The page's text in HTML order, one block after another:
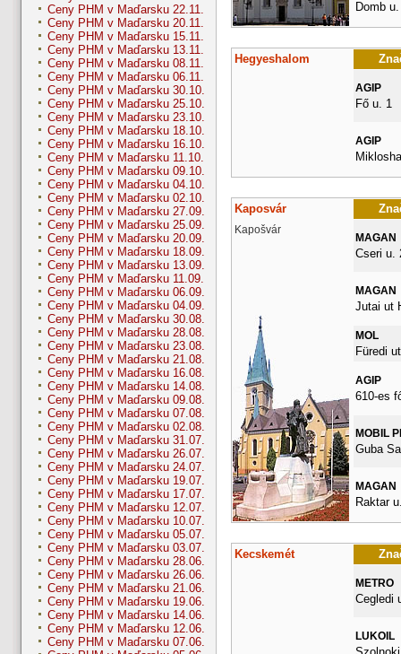
Ceny PHM v Maďarsku 22.11.
Ceny PHM v Maďarsku 20.11.
Ceny PHM v Maďarsku 15.11.
Ceny PHM v Maďarsku 13.11.
Ceny PHM v Maďarsku 08.11.
Ceny PHM v Maďarsku 06.11.
Ceny PHM v Maďarsku 30.10.
Ceny PHM v Maďarsku 25.10.
Ceny PHM v Maďarsku 23.10.
Ceny PHM v Maďarsku 18.10.
Ceny PHM v Maďarsku 16.10.
Ceny PHM v Maďarsku 11.10.
Ceny PHM v Maďarsku 09.10.
Ceny PHM v Maďarsku 04.10.
Ceny PHM v Maďarsku 02.10.
Ceny PHM v Maďarsku 27.09.
Ceny PHM v Maďarsku 25.09.
Ceny PHM v Maďarsku 20.09.
Ceny PHM v Maďarsku 18.09.
Ceny PHM v Maďarsku 13.09.
Ceny PHM v Maďarsku 11.09.
Ceny PHM v Maďarsku 06.09.
Ceny PHM v Maďarsku 04.09.
Ceny PHM v Maďarsku 30.08.
Ceny PHM v Maďarsku 28.08.
Ceny PHM v Maďarsku 23.08.
Ceny PHM v Maďarsku 21.08.
Ceny PHM v Maďarsku 16.08.
Ceny PHM v Maďarsku 14.08.
Ceny PHM v Maďarsku 09.08.
Ceny PHM v Maďarsku 07.08.
Ceny PHM v Maďarsku 02.08.
Ceny PHM v Maďarsku 31.07.
Ceny PHM v Maďarsku 26.07.
Ceny PHM v Maďarsku 24.07.
Ceny PHM v Maďarsku 19.07.
Ceny PHM v Maďarsku 17.07.
Ceny PHM v Maďarsku 12.07.
Ceny PHM v Maďarsku 10.07.
Ceny PHM v Maďarsku 05.07.
Ceny PHM v Maďarsku 03.07.
Ceny PHM v Maďarsku 28.06.
Ceny PHM v Maďarsku 26.06.
Ceny PHM v Maďarsku 21.06.
Ceny PHM v Maďarsku 19.06.
Ceny PHM v Maďarsku 14.06.
Ceny PHM v Maďarsku 12.06.
Ceny PHM v Maďarsku 07.06.
Domb
Hegyeshalom
AGIP
Fő u. 1
AGIP
Kaposvár
Kapošvár
MAGAN
Cseri u.
MAGAN
Jutai ut
MOL
Füredi
AGIP
610-es
MOBIL
Guba
MAGAN
Raktar
Kecskemét
METRO
Cegledi
LUKOIL